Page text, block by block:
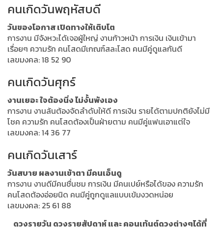
คนเกิดวันพฤหัสบดี
วันของโอกาส เปิดทางให้เติบโต
การงาน มีจังหวะได้เจอผู้ใหญ่ งานก้าวหน้า การเงิน เงินเข้ามา
เรื่อยๆ ความรัก คนโสดมีเกณฑ์สละโสด คนมีคู่ดูแลกันดี
เลขมงคล: 18 52 90
คนเกิดวันศุกร์
งานเยอะ ใจต้องนิ่ง ไม่งั้นพังเอง
การงาน งานล้นต้องจัดลำดับให้ดี การเงิน รายได้ตามปกติยังไม่มี
โชค ความรัก คนโสดต้องเป็นฝ่ายตาม คนมีคู่แฟนเอาแต่ใจ
เลขมงคล: 14 36 77
คนเกิดวันเสาร์
วันสบาย ผลงานเข้าตา มีคนเอ็นดู
การงาน งานดีมีคนชื่นชม การเงิน มีคนเปย์หรือได้ของ ความรัก
คนโสดต้องอ่อยนิด คนมีคู่ถูกดูแลแบบเข้มงวดหน่อย
เลขมงคล: 25 61 88
ดวงรายวัน ดวงรายสัปดาห์ และ คอนเท้นต์ดวงต่างๆได้ที่